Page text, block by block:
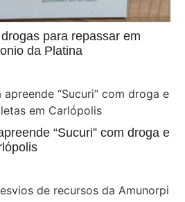
para repassar em
da Platina
“Sucuri” com droga e